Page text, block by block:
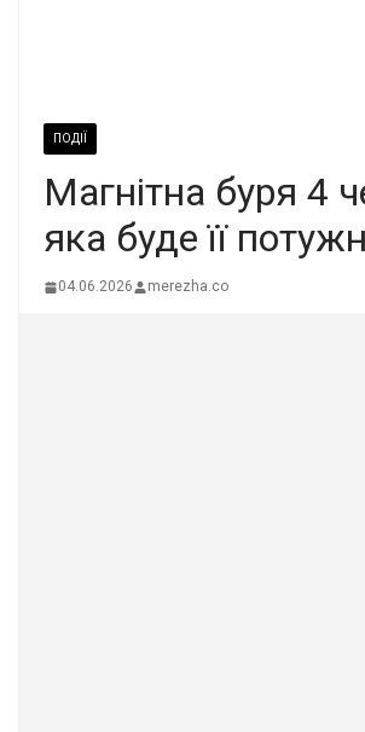
ПОДІЇ
Магнітна буря 4
яка буде її
04.06.2026 merezha.co